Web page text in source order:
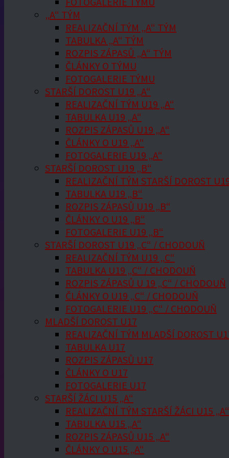
„A“ TÝM
REALIZAČNÍ TÝM „A“ TÝM
TABULKA „A“ TÝM
ROZPIS ZÁPASŮ „A“ TÝM
ČLÁNKY O TÝMU
FOTOGALERIE TÝMU
STARŠÍ DOROST U19 „A“
REALIZAČNÍ TÝM U19 „A“
TABULKA U19 „A“
ROZPIS ZÁPASŮ U19 „A“
ČLÁNKY O U19 „A“
FOTOGALERIE U19 „A“
STARŠÍ DOROST U19 „B“
REALIZAČNÍ TÝM STARŠÍ DOROST
TABULKA U19 „B“
ROZPIS ZÁPASŮ U19 „B“
ČLÁNKY O U19 „B“
FOTOGALERIE U19 „B“
STARŠÍ DOROST U19 „C“ / CHODOUŇ
REALIZAČNÍ TÝM U19 „C“
TABULKA U19 „C“ / CHODOUŇ
ROZPIS ZÁPASŮ U 19 „C“ / CHODOUŇ
ČLÁNKY O U19 „C“ / CHODOUŇ
FOTOGALERIE U19 „C“ / CHODOUŇ
MLADŠÍ DOROST U17
REALIZAČNÍ TÝM MLADŠÍ DOROST
TABULKA U17
ROZPIS ZÁPASŮ U17
ČLÁNKY O U17
FOTOGALERIE U17
STARŠÍ ŽÁCI U15 „A“
REALIZAČNÍ TÝM STARŠÍ ŽÁCI U15 „A“
TABULKA U15 „A“
ROZPIS ZÁPASŮ U15 „A“
ČLÁNKY O U15 „A“